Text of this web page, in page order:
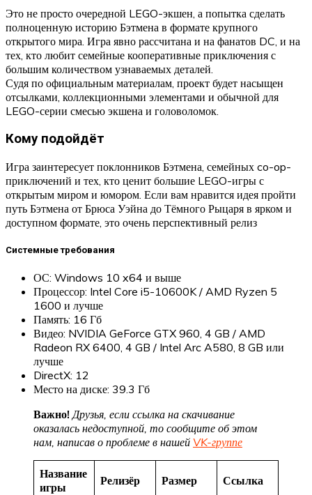
Это не просто очередной LEGO-экшен, а попытка сделать
полноценную историю Бэтмена в формате крупного
открытого мира. Игра явно рассчитана и на фанатов DC, и на
тех, кто любит семейные кооперативные приключения с
большим количеством узнаваемых деталей.
Судя по официальным материалам, проект будет насыщен
отсылками, коллекционными элементами и обычной для
LEGO-серии смесью экшена и головоломок.
Кому подойдёт
Игра заинтересует поклонников Бэтмена, семейных co-op-
приключений и тех, кто ценит большие LEGO-игры с
открытым миром и юмором. Если вам нравится идея пройти
путь Бэтмена от Брюса Уэйна до Тёмного Рыцаря в ярком и
доступном формате, это очень перспективный релиз
Системные требования
ОС: Windows 10 x64 и выше
Процессор: Intel Core i5-10600K / AMD Ryzen 5
1600 и лучше
Память: 16 Гб
Видео: NVIDIA GeForce GTX 960, 4 GB / AMD
Radeon RX 6400, 4 GB / Intel Arc A580, 8 GB или
лучше
DirectX: 12
Место на диске: 39.3 Гб
Важно! Друзья, если ссылка на скачивание
оказалась недоступной, то сообщите об этом
нам, написав о проблеме в нашей VK-группе
Название
игры
Релизёр Размер Ссылка